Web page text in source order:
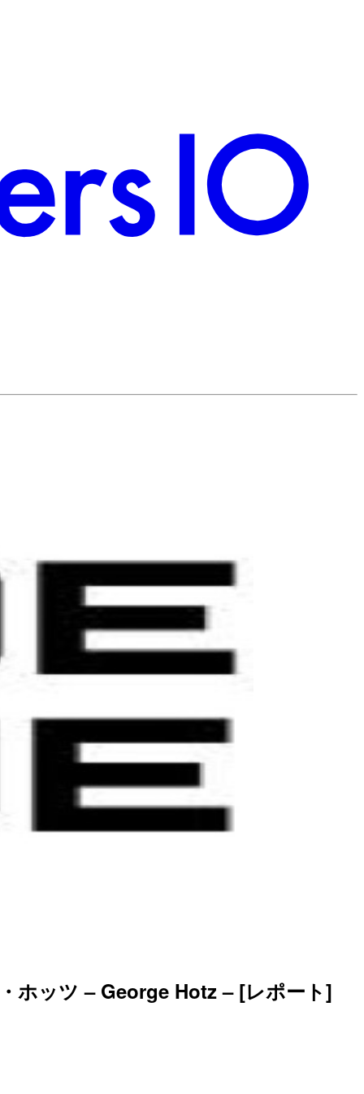
ホッツ – George Hotz – [レポート]